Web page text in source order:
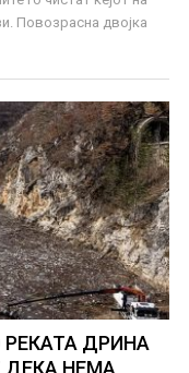
Повозрасна двојка
РЕКАТА ДРИНА
ДЕКА НЕМА